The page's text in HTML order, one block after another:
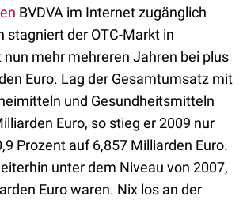
BVDVA im Internet zugänglich
stagniert der OTC-Markt in
nun mehr mehreren Jahren bei plus
Euro. Lag der Gesamtumsatz mit
und Gesundheitsmitteln
Euro, so stieg er 2009 nur
Prozent auf 6,857 Milliarden Euro.
unter dem Niveau von 2007,
Euro waren. Nix los an der